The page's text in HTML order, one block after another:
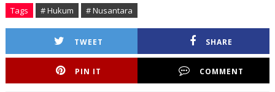
Tags # Hukum # Nusantara
TWEET SHARE
PIN IT COMMENT